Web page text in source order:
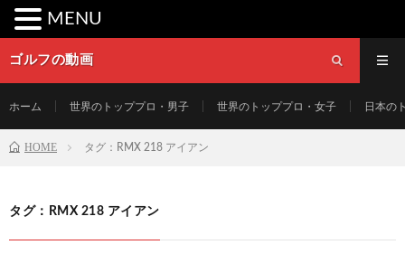
ゴルフの動画
ホーム 世界のトッププロ・男子 世界のトッププロ・女子 日本の
HOME タグ：RMX 218 アイアン
タグ：RMX 218 アイアン
MENU